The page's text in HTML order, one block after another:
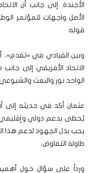
الأجندة. إلى جانب أن
الأصل واجهات للمؤتمر
قوله.
وبين القيادي في «تقدم»،
الاتحاد الأفريقي إلى
الواحد نور والبعث
عثمان أكد في حديثه إلى
يُحظى بدعم دولي وإقليمي مع
يجب بذل الجهود لدعم هذا
طاولة التفاوض.
ورداً على سؤال حول